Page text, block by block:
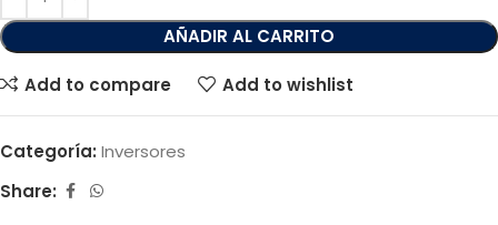
AÑADIR AL CARRITO
Add to compare Add to wishlist
Categoría: Inversores
Share: